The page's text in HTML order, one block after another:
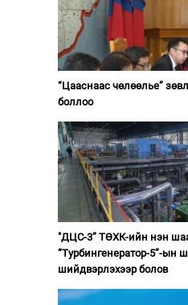
“Цааснаас чөлөөлье”
боллоо
"ДЦС-3” ТӨХК-ийн нэн
“Турбингенератор-5”-ын
шийдвэрлэхээр болов